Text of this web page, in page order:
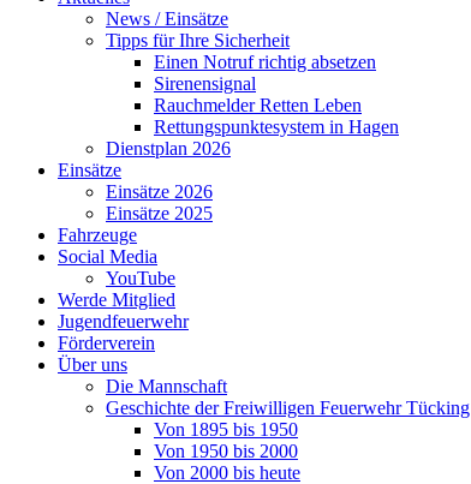
News / Einsätze
Tipps für Ihre Sicherheit
Einen Notruf richtig absetzen
Sirenensignal
Rauchmelder Retten Leben
Rettungspunktesystem in Hagen
Dienstplan 2026
Einsätze
Einsätze 2026
Einsätze 2025
Fahrzeuge
Social Media
YouTube
Werde Mitglied
Jugendfeuerwehr
Förderverein
Über uns
Die Mannschaft
Geschichte der Freiwilligen Feuerwehr Tücking
Von 1895 bis 1950
Von 1950 bis 2000
Von 2000 bis heute